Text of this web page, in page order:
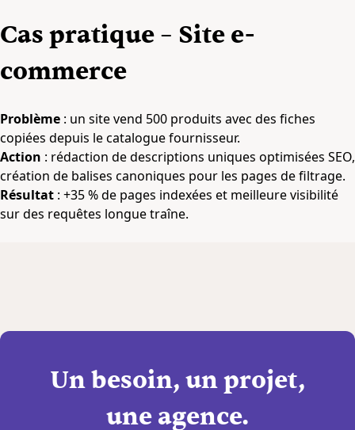
Cas pratique – Site e-
commerce
Problème : un site vend 500 produits avec des fiches
copiées depuis le catalogue fournisseur.
Action : rédaction de descriptions uniques optimisées SEO,
création de balises canoniques pour les pages de filtrage.
Résultat : +35 % de pages indexées et meilleure visibilité
sur des requêtes longue traîne.
Un besoin, un projet,
une agence.